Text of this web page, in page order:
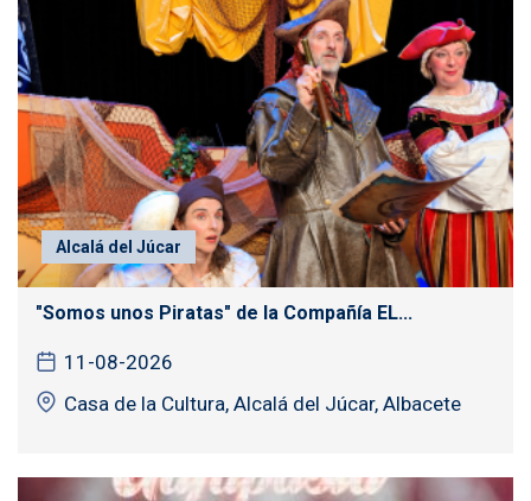
Alcalá del Júcar
"Somos unos Piratas" de la Compañía EL...
11-08-2026
Casa de la Cultura, Alcalá del Júcar, Albacete